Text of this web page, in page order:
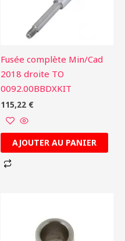
Fusée complète Min/Cad
2018 droite TO
0092.00BBDXKIT
115,22 €
AJOUTER AU PANIER